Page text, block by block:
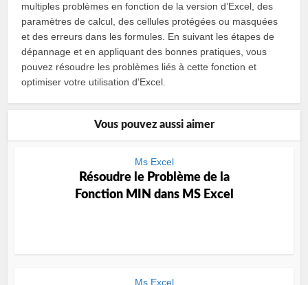
multiples problèmes en fonction de la version d’Excel, des
paramètres de calcul, des cellules protégées ou masquées
et des erreurs dans les formules. En suivant les étapes de
dépannage et en appliquant des bonnes pratiques, vous
pouvez résoudre les problèmes liés à cette fonction et
optimiser votre utilisation d’Excel.
Vous pouvez aussi aimer
Ms Excel
Résoudre le Problème de la
Fonction MIN dans MS Excel
Ms Excel